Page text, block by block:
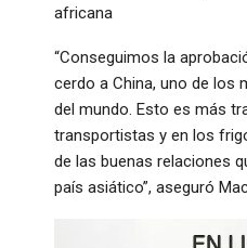
africana
“Conseguimos la
cerdo a China, uno de los
del mundo. Esto es más
transportistas y en los
de las buenas relaciones
país asiático”, aseguró